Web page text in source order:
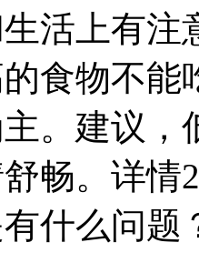
活上有
食物不
。建议
畅。详
什么问